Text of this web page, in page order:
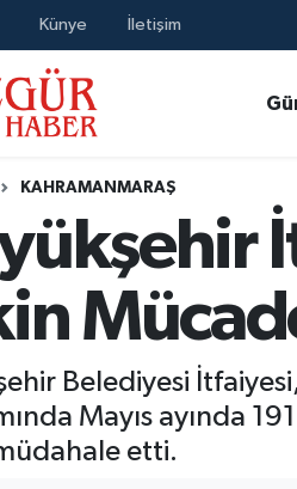
Künye İletişim
KAHRAMANMARAŞ
Belediyesi
Mayıs ayında
etti.
ve Fikstür